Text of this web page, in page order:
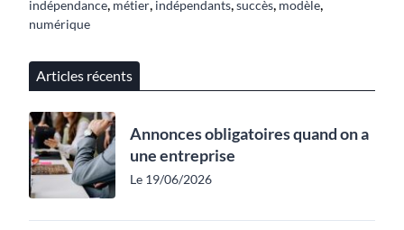
indépendance métier indépendants succès modèle
numérique
Articles récents
Annonces obligatoires quand on a
une entreprise
Le 19/06/2026